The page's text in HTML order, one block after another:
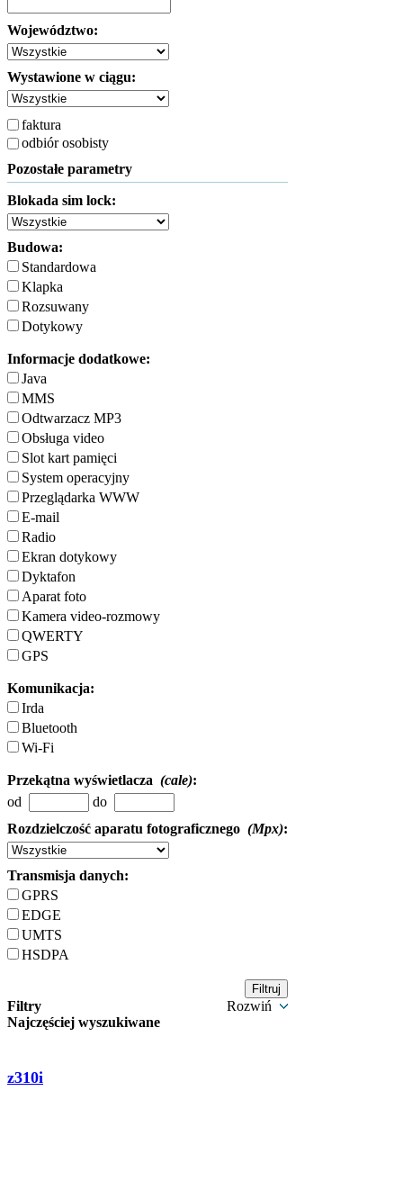
Województwo:
Wystawione w ciągu:
faktura
odbiór osobisty
Pozostałe parametry
Blokada sim lock:
Budowa:
Standardowa
Klapka
Rozsuwany
Dotykowy
Informacje dodatkowe:
Java
MMS
Odtwarzacz MP3
Obsługa video
Slot kart pamięci
System operacyjny
Przeglądarka WWW
E-mail
Radio
Ekran dotykowy
Dyktafon
Aparat foto
Kamera video-rozmowy
QWERTY
GPS
Komunikacja:
Irda
Bluetooth
Wi-Fi
Przekątna wyświetlacza (cale):
od
do
Rozdzielczość aparatu fotograficznego (Mpx):
Transmisja danych:
GPRS
EDGE
UMTS
HSDPA
Filtry
Rozwiń
Najczęściej wyszukiwane
z310i